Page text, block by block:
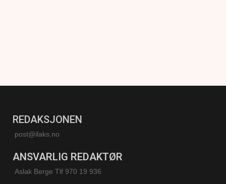
REDAKSJONEN
post@ilaks.no
ANSVARLIG REDAKTØR
Aslak Berge Tlf 970 19 936